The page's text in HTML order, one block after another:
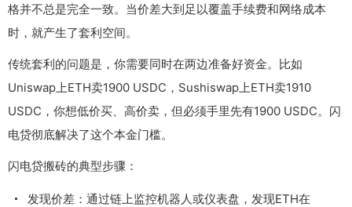
格并不总是完全一致。当价差大到足以覆盖手续费和网络成本
时，就产生了套利空间。
传统套利的问题是，你需要同时在两边准备好资金。比如
Uniswap上ETH卖1900 USDC，Sushiswap上ETH卖1910
USDC，你想低价买、高价卖，但必须手里先有1900 USDC。闪
电贷彻底解决了这个本金门槛。
闪电贷搬砖的典型步骤：
发现价差：通过链上监控机器人或仪表盘，发现ETH在